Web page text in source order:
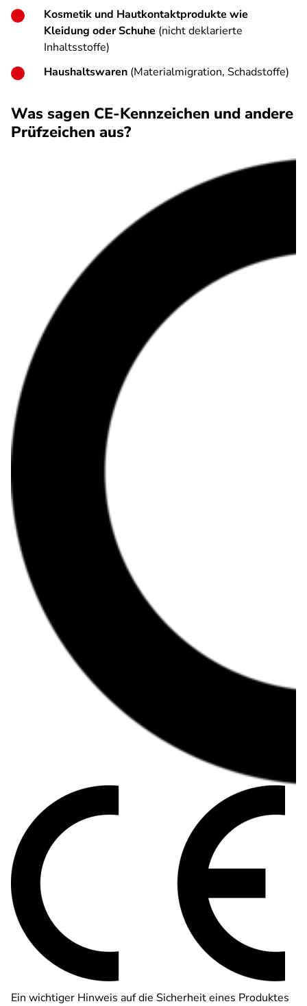
Kosmetik und Hautkontaktprodukte wie
Kleidung oder Schuhe (nicht deklarierte
Inhaltsstoffe)
Haushaltswaren (Materialmigration, Schadstoffe)
Was sagen CE-Kennzeichen und andere
Prüfzeichen aus?
Ein wichtiger Hinweis auf die Sicherheit eines Produktes